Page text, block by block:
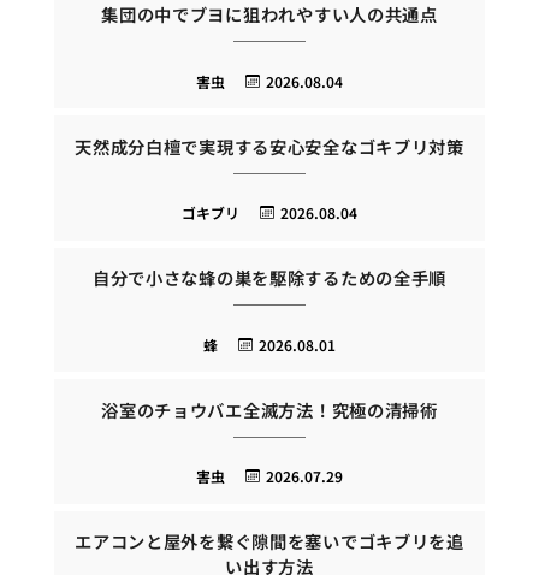
集団の中でブヨに狙われやすい人の共通点
2026.08.04
害虫
天然成分白檀で実現する安心安全なゴキブリ対策
2026.08.04
ゴキブリ
自分で小さな蜂の巣を駆除するための全手順
2026.08.01
蜂
浴室のチョウバエ全滅方法！究極の清掃術
2026.07.29
害虫
エアコンと屋外を繋ぐ隙間を塞いでゴキブリを追
い出す方法